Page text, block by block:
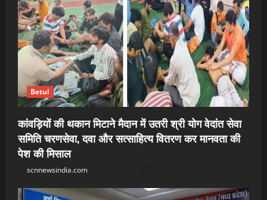
Betul
कांवड़ियों की थकान मिटाने मैदान में उतरी श्री योग वेदांत सेवा
समिति चरणसेवा, दवा और सत्साहित्य वितरण कर मानवता की
पेश की मिसाल
scnnewsindia.com